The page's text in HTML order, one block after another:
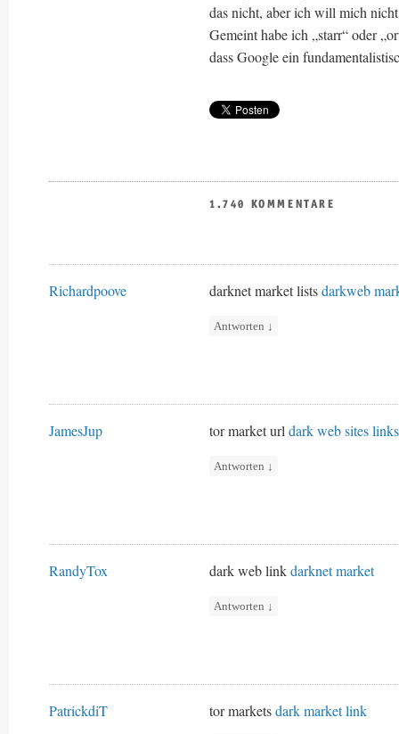
das nicht, aber ich will mich
Gemeint habe ich „starr“ oder
dass Google ein
1.740 KOMMENTARE
Richardpoove darknet market listsdarkweb
Antworten ↓
JamesJup tor market urldark web sites links
Antworten ↓
RandyTox dark web linkdarknet market
Antworten ↓
PatrickdiT tor marketsdark market link